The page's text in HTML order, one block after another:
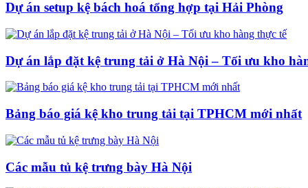
Dự án setup kệ bách hoá tổng hợp tại Hải Phòng
Dự án lắp đặt kệ trung tải ở Hà Nội – Tối ưu kho
Bảng báo giá kệ kho trung tải tại TPHCM mới nhất
Các mẫu tủ kệ trưng bày Hà Nội